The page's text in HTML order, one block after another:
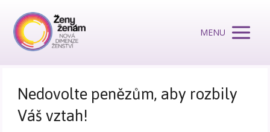
MENU
Nedovolte penězům, aby rozbily
Váš vztah!